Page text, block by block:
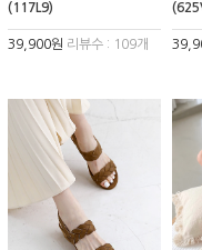
(117L9)
39,900원 리뷰수 : 109개